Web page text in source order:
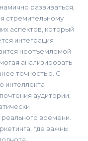
развиваться,
стремительному
аспектов, который
интеграция
неотъемлемой
анализировать
точностью. С
интеллекта
аудитории,
времени.
где важны